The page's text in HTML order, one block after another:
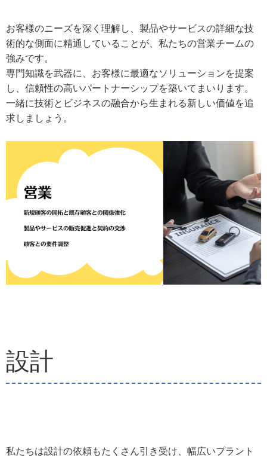
お客様のニーズを深く理解し、製品やサービスの詳細な技
術的な側面に精通していることが、私たちの営業チームの
強みです。
専門知識を武器に、お客様に最適なソリューションを提案
し、信頼性の高いパートナーシップを築いてまいります。
一緒に技術とビジネスの融合から生まれる新しい価値を追
求しましょう。
設計
私たちは設計の依頼もたくさん引き受け、幅広いプラント